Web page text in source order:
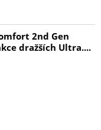
2nd Gen
dražších Ultra....